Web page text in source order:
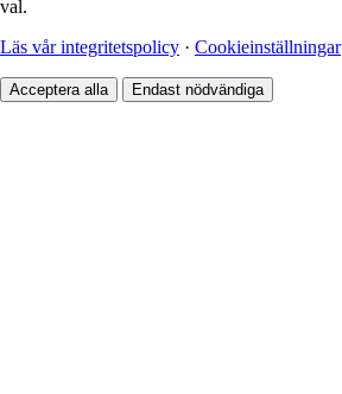
val.
Läs vår integritetspolicy · Cookieinställningar
Acceptera alla Endast nödvändiga